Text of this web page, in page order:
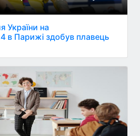
України на
в Парижі здобув плавець